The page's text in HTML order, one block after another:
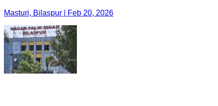
Masturi, Bilaspur | Feb 20, 2026